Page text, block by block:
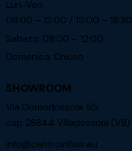
Lun-Ven:
08:00 – 12:00 / 15:00 – 18:30
Sabato: 08:00 – 12:00
Domenica: Chiuso
SHOWROOM
Via Domodossola 55,
cap 28844 Villadossola (VB)
info@centroinfissi.eu